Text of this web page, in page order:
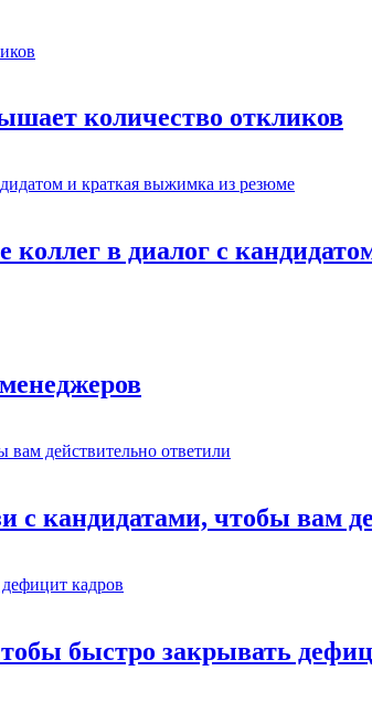
количество откликов
в диалог с
с кандидатами, чтобы вам
быстро закрывать